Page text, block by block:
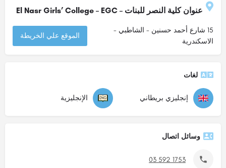
عنوان كلية النصر للبنات – El Nasr Girls’ College – EGC
15 شارع أحمد حسنين - الشاطبي -
الاسكندرية
الموقع علي الخريطة
لغات
إنجليزي بريطاني الإنجليزية
وسائل اتصال
03 592 1753